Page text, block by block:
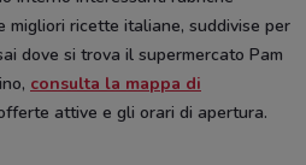
migliori ricette italiane, suddivise per
dove si trova il supermercato Pam
consulta la mappa di
attive e gli orari di apertura.